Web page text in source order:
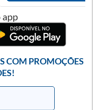
app
COM PROMOÇÕES